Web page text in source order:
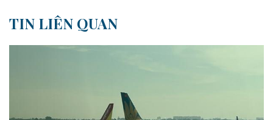
TIN LIÊN QUAN